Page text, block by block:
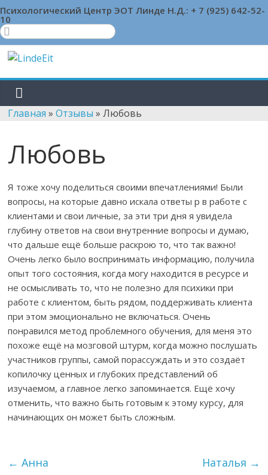
Skip
to
content
Психологический Центр ЭОТ Линде Н.Д.: + 7 (925) 642-52-
10
LindeEit
LindeEit
Главная »Отзывы »Любовь
Любовь
Я тоже хочу поделиться своими впечатлениями! Были
вопросы, на которые давно искала ответы р в работе с
клиентами и свои личные, за эти три дня я увидела
глубину ответов на свои внутренние вопросы и думаю,
что дальше ещё больше раскрою то, что так важно!
Очень легко было воспринимать информацию, получила
опыт того состояния, когда могу находится в ресурсе и
не осмысливать то, что не полезно для психики при
работе с клиентом, быть рядом, поддерживать клиента
при этом эмоционально не включаться. Очень
понравился метод проблемного обучения, для меня это
похоже ещё на мозговой штурм, когда можно послушать
участников группы, самой порассуждать и это создаёт
копилочку ценных и глубоких представлений об
изучаемом, а главное легко запоминается. Ещё хочу
отменить, что важно быть готовым к этому курсу, для
начинающих он может быть сложным.
← Анна Наталья →